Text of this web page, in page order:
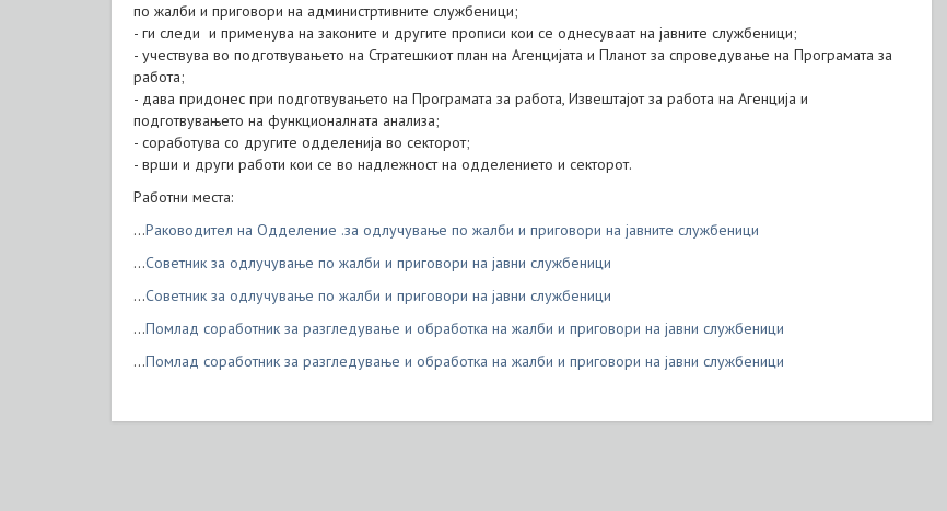
по жалби и приговори на администртивните службеници;
- ги следи и применува на законите и другите прописи кои се однесуваат на јавните службеници;
- учествува во подготвувањето на Стратешкиот план на Агенцијата и Планот за спроведување на Програмата за
работа;
- дава придонес при подготвувањето на Програмата за работа, Извештајот за работа на Агенција и
подготвувањето на функционалната анализа;
- соработува со другите одделенија во секторот;
- врши и други работи кои се во надлежност на одделението и секторот.
Работни места:
...Раководител на Одделение .за одлучување по жалби и приговори на јавните службеници
...Советник за одлучување по жалби и приговори на јавни службеници
...Советник за одлучување по жалби и приговори на јавни службеници
...Помлад соработник за разгледување и обработка на жалби и приговори на јавни службеници
...Помлад соработник за разгледување и обработка на жалби и приговори на јавни службеници